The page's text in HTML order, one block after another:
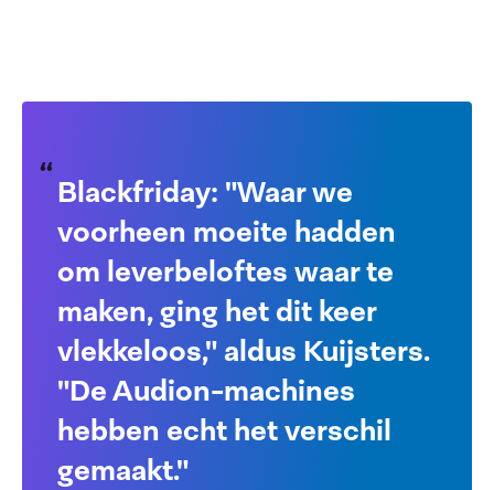
Blackfriday: "Waar we
voorheen moeite hadden
om leverbeloftes waar te
maken, ging het dit keer
vlekkeloos," aldus Kuijsters.
"De Audion-machines
hebben echt het verschil
gemaakt."